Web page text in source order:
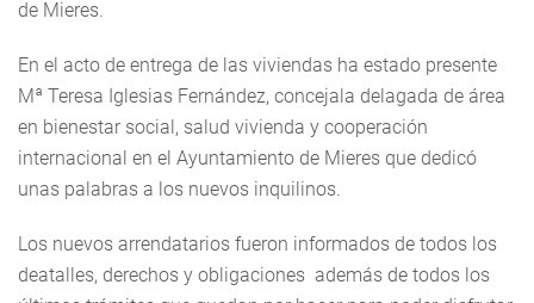
de Mieres.
En el acto de entrega de las viviendas ha estado presente
Mª Teresa Iglesias Fernández, concejala delagada de área
en bienestar social, salud vivienda y cooperación
internacional en el Ayuntamiento de Mieres que dedicó
unas palabras a los nuevos inquilinos.
Los nuevos arrendatarios fueron informados de todos los
deatalles, derechos y obligaciones además de todos los